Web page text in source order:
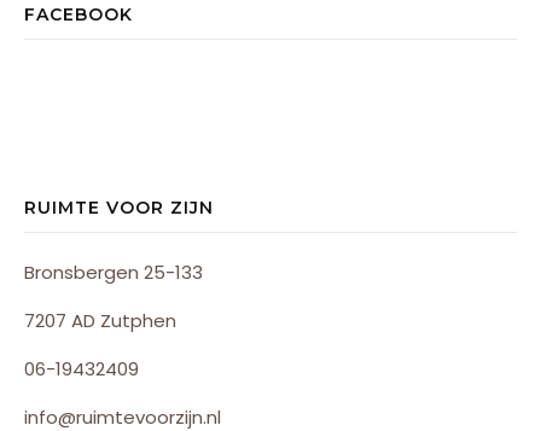
FACEBOOK
RUIMTE VOOR ZIJN
Bronsbergen 25-133
7207 AD Zutphen
06-19432409
info@ruimtevoorzijn.nl